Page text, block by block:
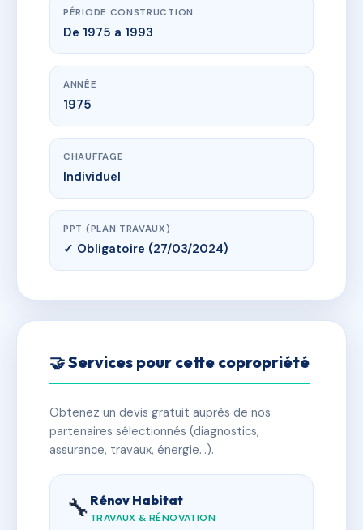
PÉRIODE CONSTRUCTION
De 1975 a 1993
ANNÉE
1975
CHAUFFAGE
Individuel
PPT (PLAN TRAVAUX)
✓ Obligatoire (27/03/2024)
🤝 Services pour cette copropriété
Obtenez un devis gratuit auprès de nos
partenaires sélectionnés (diagnostics,
assurance, travaux, énergie…).
🔧 Rénov Habitat
TRAVAUX & RÉNOVATION